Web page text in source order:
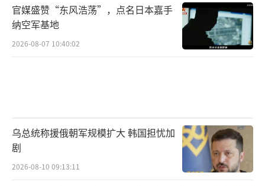
官媒盛赞“东风浩荡”，点名日本嘉手
纳空军基地
2026-08-07 10:40:02
乌总统称援俄朝军规模扩大 韩国担忧加
剧
2026-08-10 09:13:11